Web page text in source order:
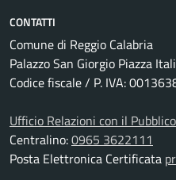
CONTATTI
Comune di Reggio Calabria
Palazzo San Giorgio Piazza
Codice fiscale / P. IVA:
Ufficio Relazioni con il Pubblico
Centralino:0965 3622111
Posta Elettronica Certificata